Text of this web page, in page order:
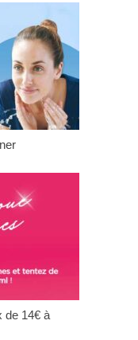
de 14€ à